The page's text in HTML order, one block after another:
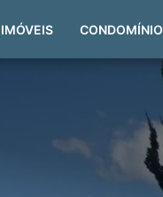
IMÓVEIS